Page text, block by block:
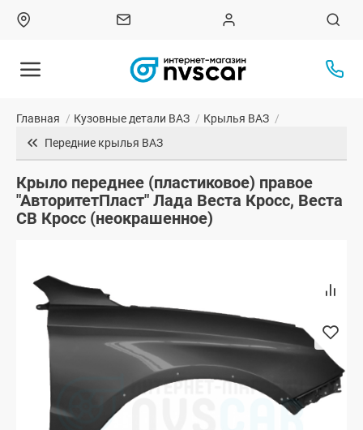
Главная / Кузовные детали ВАЗ / Крылья ВАЗ /
Передние крылья ВАЗ
Крыло переднее (пластиковое) правое
"АвторитетПласт" Лада Веста Кросс, Веста
СВ Кросс (неокрашенное)